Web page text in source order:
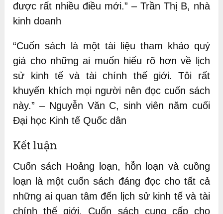
được rất nhiều điều mới.” – Trần Thị B, nhà
kinh doanh
“Cuốn sách là một tài liệu tham khảo quý
giá cho những ai muốn hiểu rõ hơn về lịch
sử kinh tế và tài chính thế giới. Tôi rất
khuyến khích mọi người nên đọc cuốn sách
này.” – Nguyễn Văn C, sinh viên năm cuối
Đại học Kinh tế Quốc dân
Kết luận
Cuốn sách Hoảng loạn, hỗn loạn và cuồng
loạn là một cuốn sách đáng đọc cho tất cả
những ai quan tâm đến lịch sử kinh tế và tài
chính thế giới. Cuốn sách cung cấp cho